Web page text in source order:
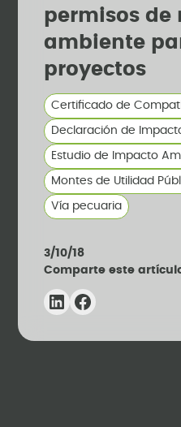
permisos de
ambiente
proyectos
Certificado de
Declaración de
Estudio de Impacto
Montes de Utilidad
Vía pecuaria
3/10/18
Comparte este